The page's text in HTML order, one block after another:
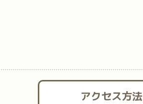
アクセス方法